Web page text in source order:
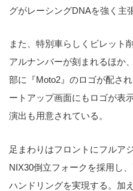
グがレーシングDNAを強く主
また、特別車らしくビレット
アルナンバーが刻まれるほか
部に『Moto2』のロゴが配さ
ートアップ画面にもロゴが表
演出も用意されている。
足まわりはフロントにフルア
NIX30倒立フォークを採用し
ハンドリングを実現する。加